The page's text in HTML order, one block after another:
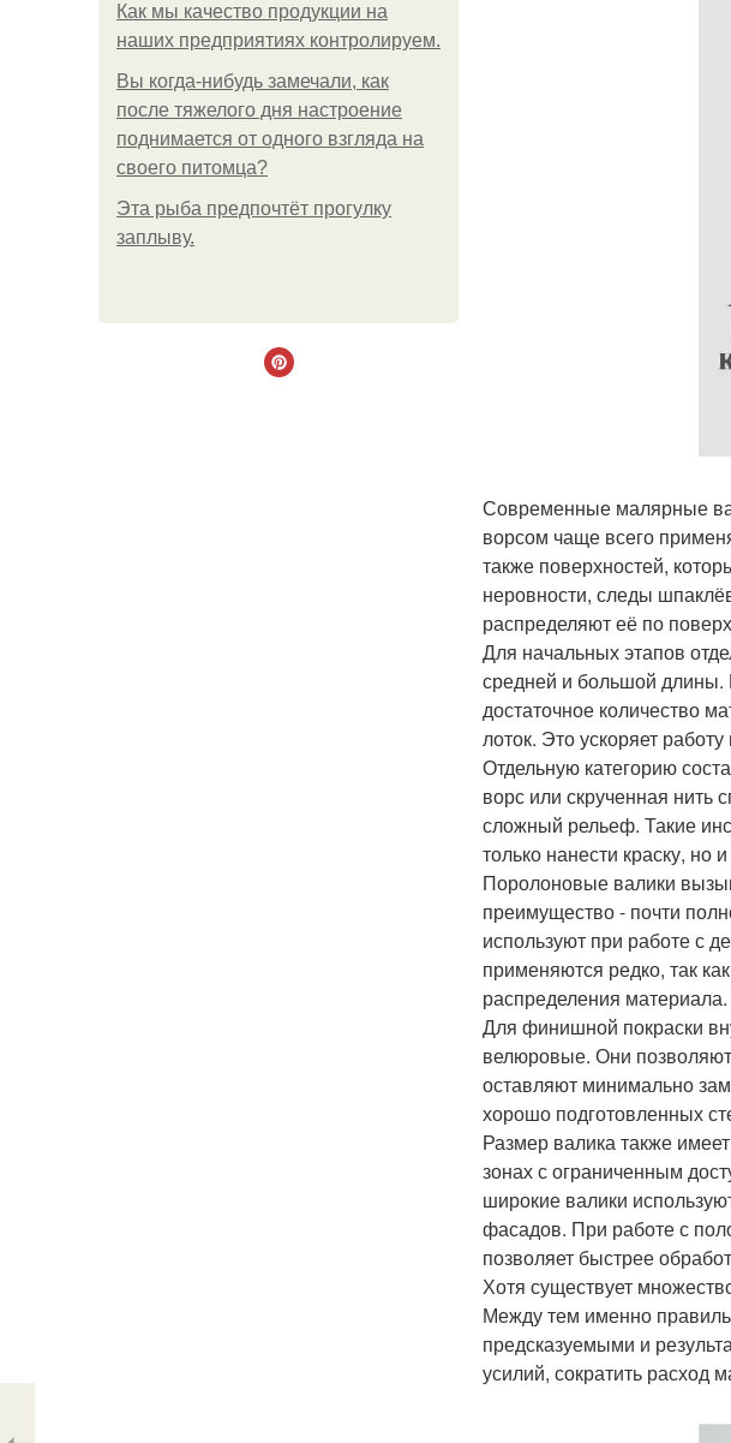
Как мы качество продукции на
наших предприятиях контролируем.
Вы когда-нибудь замечали, как
после тяжелого дня настроение
поднимается от одного взгляда на
своего питомца?
Эта рыба предпочтёт прогулку
заплыву.
Современные малярные
ворсом чаще всего
также поверхностей,
неровности, следы
распределяют её по
Для начальных этапов
средней и большой длины.
достаточное количество
лоток. Это ускоряет
Отдельную категорию
ворс или скрученная нить
сложный рельеф. Такие
только нанести краску, но
Поролоновые валики
преимущество - почти
используют при работе с
применяются редко, так
распределения материала.
Для финишной покраски
велюровые. Они
оставляют минимально
хорошо подготовленных
Размер валика также
зонах с ограниченным
широкие валики
фасадов. При работе с
позволяет быстрее
Хотя существует
Между тем именно
предсказуемыми и
усилий, сократить расход